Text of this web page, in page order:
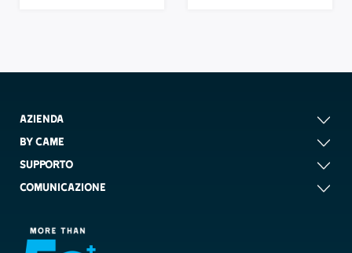
AZIENDA
BY CAME
SUPPORTO
COMUNICAZIONE